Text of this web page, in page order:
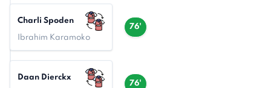
76'
Charli Spoden
Ibrahim Karamoko
76'
Daan Dierckx